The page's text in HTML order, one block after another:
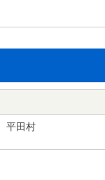
平田村